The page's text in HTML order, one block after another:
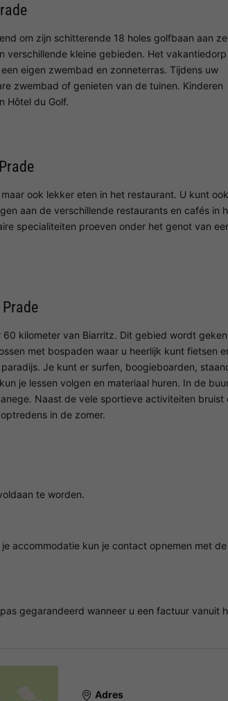
om zijn schitterende 18 holes golfbaan aan
kleine gebieden. Het vakantiedorp
eigen zwembad en zonneterras. Tijdens uw
zwembad of genieten van de tuinen. Kinderen
Hôtel du Golf.
ook lekker eten in het restaurant. U kunt ook
aan de verschillende restaurants en cafés in
specialiteiten proeven onder het genot van
kilometer van Biarritz. Dit gebied wordt
met bospaden waar u heerlijk kunt fietsen
Je kunt er surfen, boogieboarden,
je lessen volgen en materiaal huren. In de
Naast de vele sportieve activiteiten bruist
in de zomer.
te worden.
accommodatie kun je contact opnemen met de
gegarandeerd wanneer u een factuur vanuit
Adres